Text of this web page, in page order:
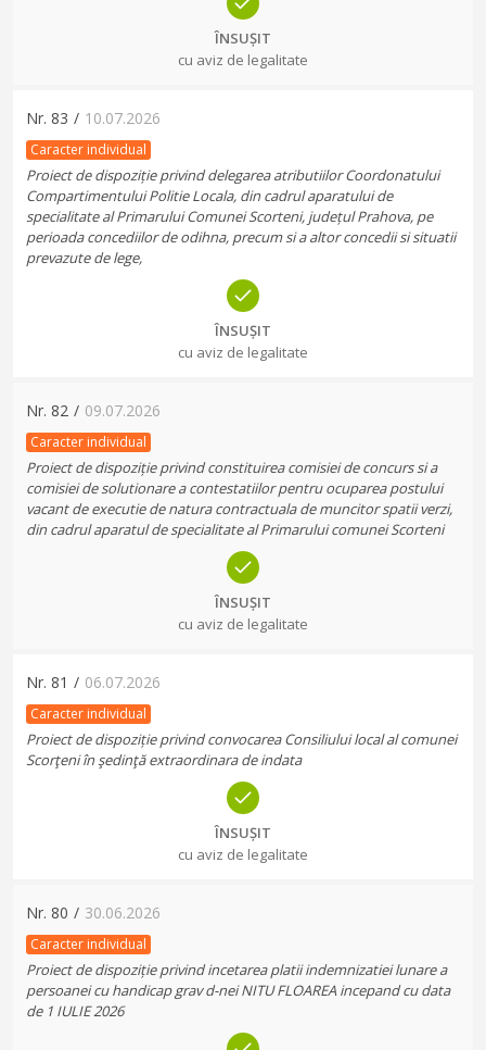
ÎNSUȘIT
cu aviz de legalitate
Nr. 83 / 10.07.2026
Caracter individual
Proiect de dispoziție privind delegarea atributiilor Coordonatului
Compartimentului Politie Locala, din cadrul aparatului de
specialitate al Primarului Comunei Scorteni, județul Prahova, pe
perioada concediilor de odihna, precum si a altor concedii si situatii
prevazute de lege,
ÎNSUȘIT
cu aviz de legalitate
Nr. 82 / 09.07.2026
Caracter individual
Proiect de dispoziție privind constituirea comisiei de concurs si a
comisiei de solutionare a contestatiilor pentru ocuparea postului
vacant de executie de natura contractuala de muncitor spatii verzi,
din cadrul aparatul de specialitate al Primarului comunei Scorteni
ÎNSUȘIT
cu aviz de legalitate
Nr. 81 / 06.07.2026
Caracter individual
Proiect de dispoziție privind convocarea Consiliului local al comunei
Scorţeni în şedinţă extraordinara de indata
ÎNSUȘIT
cu aviz de legalitate
Nr. 80 / 30.06.2026
Caracter individual
Proiect de dispoziție privind incetarea platii indemnizatiei lunare a
persoanei cu handicap grav d-nei NITU FLOAREA incepand cu data
de 1 IULIE 2026